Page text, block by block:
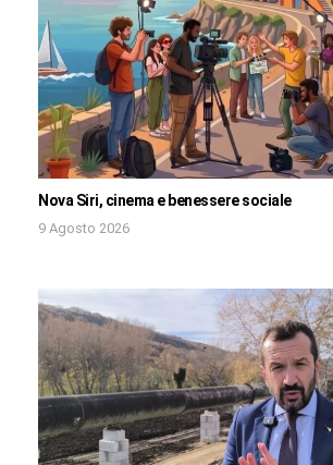
Nova Siri, cinema e benessere sociale
9 Agosto 2026